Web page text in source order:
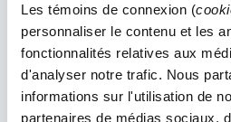
Les témoins de connexion (
personnaliser le contenu et les
fonctionnalités relatives aux
d'analyser notre trafic. Nous
informations sur l'utilisation de
partenaires de médias sociaux,
Du 28 au 30 juin 2027, le
Québec accueille le SEDR
organisé par leSyndicat de